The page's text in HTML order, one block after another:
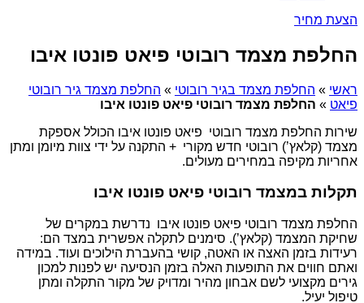
הצעת מחיר
החלפת מצמד רובוטי פיאט פונטו איבו
ראשי » החלפת מצמד בגיר רובוטי » החלפת מצמד גיר רובוטי
פיאט » החלפת מצמד רובוטי פיאט פונטו איבו
שירות החלפת מצמד רובוטי פיאט פונטו איבו הכולל אספקת
מצמד (קלאץ’) רובוטי חדש מקורי + התקנה על ידי צוות מיומן ומתן
אחריות מקיפה במחירים מעולים.
תקלות במצמד רובוטי פיאט פונטו איבו
החלפת מצמד רובוטי פיאט פונטו איבו נדרשת במקרים של
שחיקת המצמד (קלאץ’). סימנים לתקלה אפשרית במצד הם:
רעידות בזמן האצה או האטה, קושי בהעברת הילוכים ועוד. במידה
ואתם חווים את התופעות האלה בזמן הנסיעה יש לפנות למכון
גירים מקצועי לשם אבחון מהיר ומדויק של מקור התקלה ומתן
טיפול יעיל.